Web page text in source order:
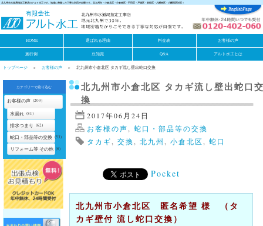
北九州市水道局指定工事店のアルト水工です。地域に密着した丁寧な対応が自慢です。北九州市・小倉北区・小倉南区・門司区・戸畑区・若松区・八幡東区・八幡西区対応！
HOME 選ばれる理由 料金表 お客様の声
施行例 豆知識 Q&A アルト水工とは
トップページ お客様の声 北九州市小倉北区 タカギ流し壁出蛇口交換
カテゴリーで絞り込む
お客様の声 (203)
水漏れ (81)
排水つまり (62)
蛇口・部品等の交換 (53)
リフォーム等 その他 (6)
北九州市小倉北区 タカギ流し壁出蛇口
換
2017年06月24日
お客様の声,蛇口・部品等の交換
タカギ,交換,北九州,小倉北区,蛇口
Pocket
北九州市小倉北区 匿名希望 様 （タ
カギ壁付 流し蛇口交換）